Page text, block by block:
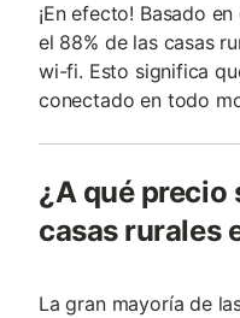
¡En efecto! Basado
el 88% de las casas
wi-fi. Esto significa
conectado en todo
¿A qué precio
casas rurales
La gran mayoría de